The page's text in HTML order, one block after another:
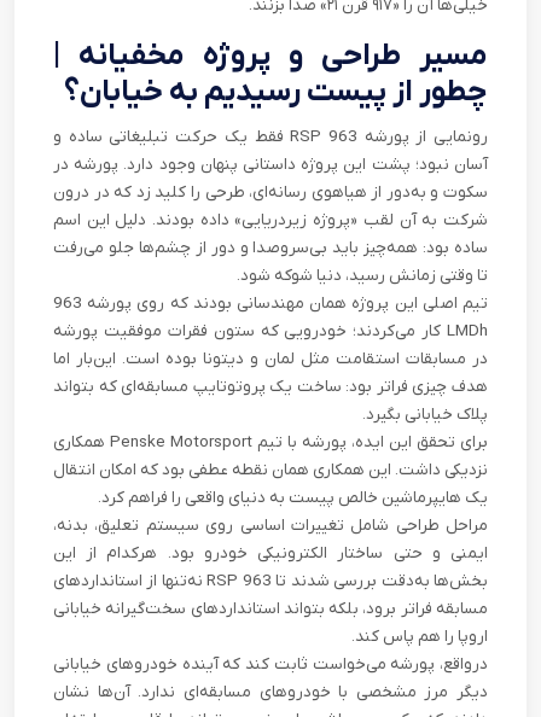
خیلی‌ها آن را «۹۱۷ قرن ۲۱» صدا بزنند.
مسیر طراحی و پروژه مخفیانه |
چطور از پیست رسیدیم به خیابان؟
رونمایی از پورشه 963 RSP فقط یک حرکت تبلیغاتی ساده و
آسان نبود؛ پشت این پروژه داستانی پنهان وجود دارد. پورشه در
سکوت و به‌دور از هیاهوی رسانه‌ای، طرحی را کلید زد که در درون
شرکت به آن لقب «پروژه زیردریایی» داده بودند. دلیل این اسم
ساده بود: همه‌چیز باید بی‌سروصدا و دور از چشم‌ها جلو می‌رفت
تا وقتی زمانش رسید، دنیا شوکه شود.
تیم اصلی این پروژه همان مهندسانی بودند که روی پورشه 963
LMDh کار می‌کردند؛ خودرویی که ستون فقرات موفقیت پورشه
در مسابقات استقامت مثل لمان و دیتونا بوده است. این‌بار اما
هدف چیزی فراتر بود: ساخت یک پروتوتایپ مسابقه‌ای که بتواند
پلاک خیابانی بگیرد.
برای تحقق این ایده، پورشه با تیم Penske Motorsport همکاری
نزدیکی داشت. این همکاری همان نقطه عطفی بود که امکان انتقال
یک هایپرماشین خالص پیست به دنیای واقعی را فراهم کرد.
مراحل طراحی شامل تغییرات اساسی روی سیستم تعلیق، بدنه،
ایمنی و حتی ساختار الکترونیکی خودرو بود. هرکدام از این
بخش‌ها به‌دقت بررسی شدند تا 963 RSP نه‌تنها از استانداردهای
مسابقه فراتر برود، بلکه بتواند استانداردهای سخت‌گیرانه خیابانی
اروپا را هم پاس کند.
درواقع، پورشه می‌خواست ثابت کند که آینده‌ خودروهای خیابانی
دیگر مرز مشخصی با خودروهای مسابقه‌ای ندارد. آن‌ها نشان